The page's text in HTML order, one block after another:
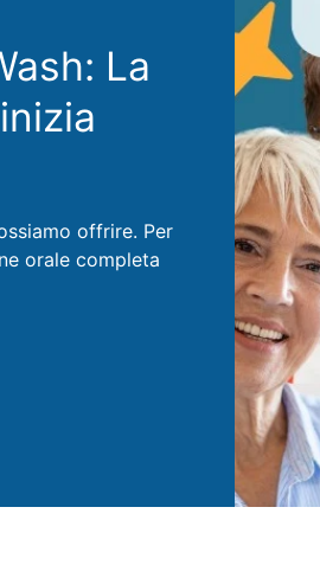
La
offrire. Per
orale completa